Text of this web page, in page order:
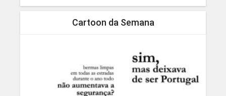
Cartoon da Semana